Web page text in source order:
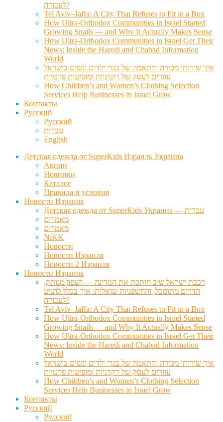
לעבודה?
Tel Aviv–Jaffa: A City That Refuses to Fit in a Box
How Ultra-Orthodox Communities in Israel Started
Growing Snails — and Why It Actually Makes Sense
How Ultra-Orthodox Communities in Israel Get Their
News: Inside the Haredi and Chabad Information
World
איך שירותי מכירה והתאמה של בגדי ילדים ונשים בישראל
עוזרים לעסק של רקדניות ומופיעות פרטיות
How Children’s and Women’s Clothing Selection
Services Help Businesses in Israel Grow
Контакты
Русский
Русский
עברית
English
Детская одежда от SuperKids Израиль Украина
Акции
Новинки
Каталог
Правила и условия
Новости Израиля
Детская одежда от SuperKids Украина — עברית
מאמרים
מאמרים
NiKK
Новости
Новости Израиля
Новости 2 Израиля
Новости Израиля
רכבת ישראל שוב חותכת את המדינה — הצפון מנותק,
הדרום מתוסכל, והחשפניות שואלות: איך בכלל להגיע
לעבודה?
Tel Aviv–Jaffa: A City That Refuses to Fit in a Box
How Ultra-Orthodox Communities in Israel Started
Growing Snails — and Why It Actually Makes Sense
How Ultra-Orthodox Communities in Israel Get Their
News: Inside the Haredi and Chabad Information
World
איך שירותי מכירה והתאמה של בגדי ילדים ונשים בישראל
עוזרים לעסק של רקדניות ומופיעות פרטיות
How Children’s and Women’s Clothing Selection
Services Help Businesses in Israel Grow
Контакты
Русский
Русский